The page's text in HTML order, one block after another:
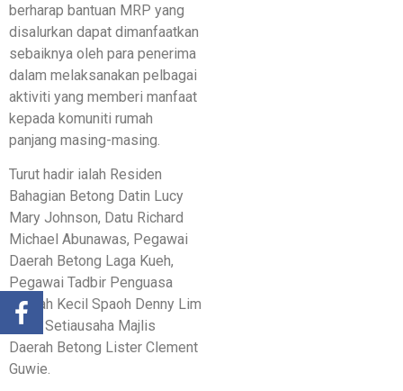
berharap bantuan MRP yang
disalurkan dapat dimanfaatkan
sebaiknya oleh para penerima
dalam melaksanakan pelbagai
aktiviti yang memberi manfaat
kepada komuniti rumah
panjang masing-masing.
Turut hadir ialah Residen
Bahagian Betong Datin Lucy
Mary Johnson, Datu Richard
Michael Abunawas, Pegawai
Daerah Betong Laga Kueh,
Pegawai Tadbir Penguasa
Daerah Kecil Spaoh Denny Lim
serta Setiausaha Majlis
Daerah Betong Lister Clement
Guwie.